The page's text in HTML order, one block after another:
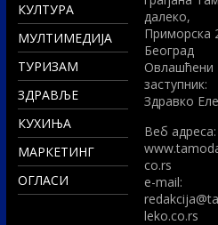
КУЛТУРА
МУЛТИМЕДИЈА
ТУРИЗАМ
ЗДРАВЉЕ
КУХИЊА
МАРКЕТИНГ
ОГЛАСИ
далеко,
Приморска
Београд
Овлашћени
заступник:
Здравко
Вeб адреса:
co.rs
e-mail:
leko.co.rs